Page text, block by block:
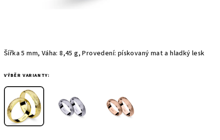
Šířka 5 mm, Váha: 8,45 g, Provedení: pískovaný mat a hladký lesk
VÝBĚR VARIANTY: